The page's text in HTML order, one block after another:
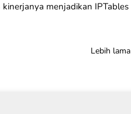
menjadikan IPTables
Lebih lama